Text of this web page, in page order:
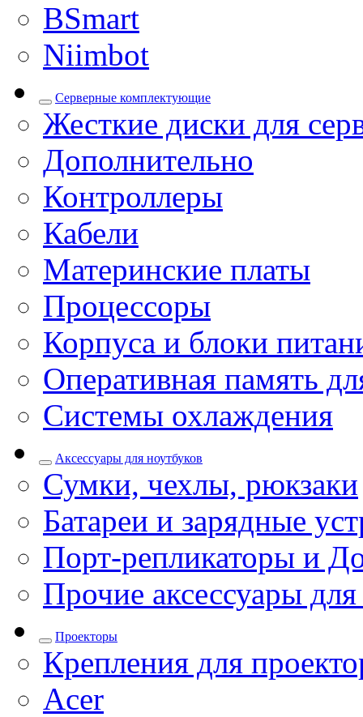
BSmart
Niimbot
Серверные комплектующие
Жесткие диски для
Дополнительно
Контроллеры
Кабели
Материнские платы
Процессоры
Корпуса и блоки
Оперативная память
Системы охлаждения
Аксессуары для ноутбуков
Сумки, чехлы, рюкзаки
Батареи и зарядные
Порт-репликаторы и
Прочие аксессуары
Проекторы
Крепления для
Acer